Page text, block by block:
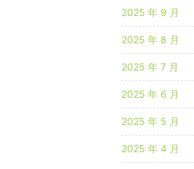
2025 年 9 月
2025 年 8 月
2025 年 7 月
2025 年 6 月
2025 年 5 月
2025 年 4 月